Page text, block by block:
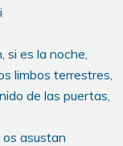
si es la noche,
limbos terrestres,
de las puertas,
os asustan